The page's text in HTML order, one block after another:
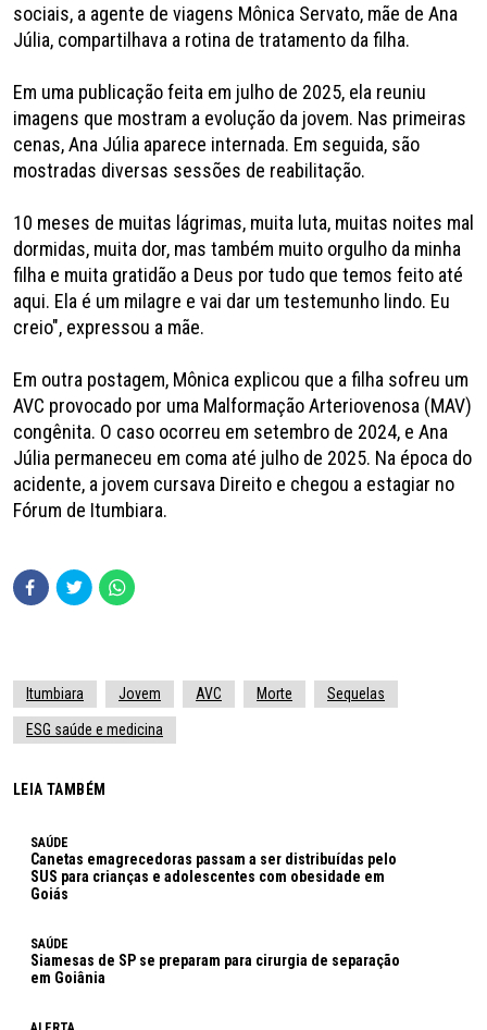
sociais, a agente de viagens Mônica Servato, mãe de Ana
Júlia, compartilhava a rotina de tratamento da filha.
Em uma publicação feita em julho de 2025, ela reuniu
imagens que mostram a evolução da jovem. Nas primeiras
cenas, Ana Júlia aparece internada. Em seguida, são
mostradas diversas sessões de reabilitação.
10 meses de muitas lágrimas, muita luta, muitas noites mal
dormidas, muita dor, mas também muito orgulho da minha
filha e muita gratidão a Deus por tudo que temos feito até
aqui. Ela é um milagre e vai dar um testemunho lindo. Eu
creio", expressou a mãe.
Em outra postagem, Mônica explicou que a filha sofreu um
AVC provocado por uma Malformação Arteriovenosa (MAV)
congênita. O caso ocorreu em setembro de 2024, e Ana
Júlia permaneceu em coma até julho de 2025. Na época do
acidente, a jovem cursava Direito e chegou a estagiar no
Fórum de Itumbiara.
Itumbiara Jovem AVC Morte Sequelas
ESG saúde e medicina
LEIA TAMBÉM
SAÚDE
Canetas emagrecedoras passam a ser distribuídas pelo
SUS para crianças e adolescentes com obesidade em
Goiás
SAÚDE
Siamesas de SP se preparam para cirurgia de separação
em Goiânia